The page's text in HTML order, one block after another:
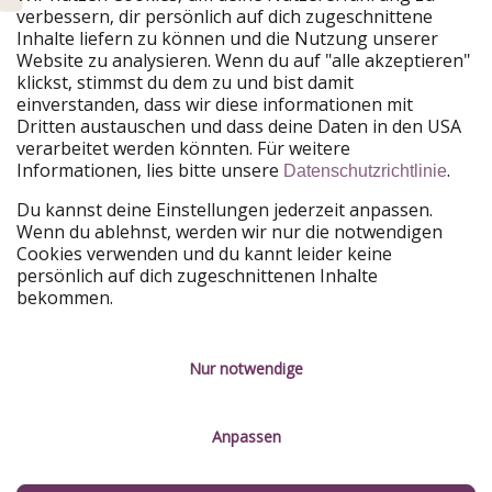
Unsere Märkte
PiratinViaggio
HolidayPirates
VakantiePiraten
WakacyjniPiraci
VoyagesPirates
Ferienpiraten
Urlaubspiraten
ViajerosPiratas
TravelPirates
HolidayPirates Group
Lerne uns kennen
Über uns
Nachhaltigkeit
Rechtliches
Kontakt
Service-Kontrolle
verbessern, dir persönlich auf dich zugeschnittene
Inhalte liefern zu können und die Nutzung unserer
Website zu analysieren. Wenn du auf "alle akzeptieren"
klickst, stimmst du dem zu und bist damit
einverstanden, dass wir diese informationen mit
Dritten austauschen und dass deine Daten in den USA
verarbeitet werden könnten. Für weitere
Informationen, lies bitte unsere Datenschutzrichtlinie.
Du kannst deine Einstellungen jederzeit anpassen.
Wenn du ablehnst, werden wir nur die notwendigen
Cookies verwenden und du kannt leider keine
persönlich auf dich zugeschnittenen Inhalte
bekommen.
Nur notwendige
Anpassen